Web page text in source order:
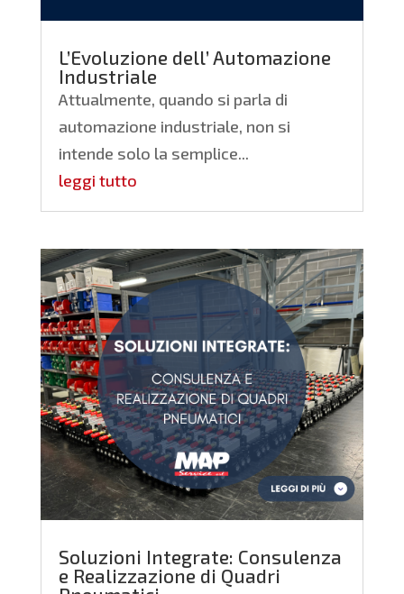
L’Evoluzione dell’ Automazione
Industriale
Attualmente, quando si parla di
automazione industriale, non si
intende solo la semplice...
leggi tutto
Soluzioni Integrate: Consulenza
e Realizzazione di Quadri